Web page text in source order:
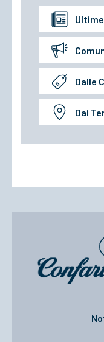
Dalle
Dai